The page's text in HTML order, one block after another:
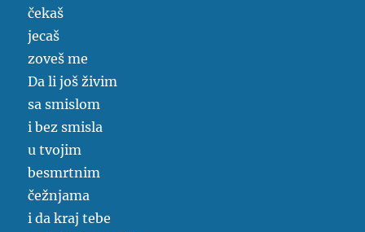
čekaš
jecaš
zoveš me
Da li još živim
sa smislom
i bez smisla
u tvojim
besmrtnim
čežnjama
i da kraj tebe